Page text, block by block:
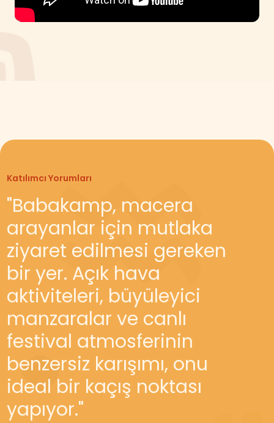
Katılımcı Yorumları
"Babakamp, macera
arayanlar için mutlaka
ziyaret edilmesi gereken
bir yer. Açık hava
aktiviteleri, büyüleyici
manzaralar ve canlı
festival atmosferinin
benzersiz karışımı, onu
ideal bir kaçış noktası
yapıyor."
Katılımcı Yorumları
“Bulutların üzerindeki
gerçeküstü atmosfer ve
olağanüstü program her
anı unutulmaz kıldı. Müzik
için, enerji için ve inanılmaz
topluluk için geri
döneceğim."